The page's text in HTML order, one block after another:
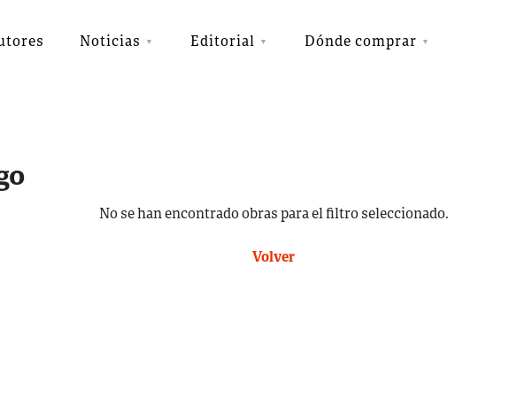
Noticias Editorial Dónde comprar
No se han encontrado obras para el filtro seleccionado.
Volver